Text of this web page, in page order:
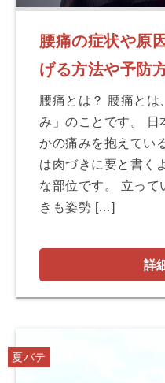
腰痛の症状や原
げる方法や予防
腰痛とは？ 腰痛とは
み」のことです。 日
かの痛みを抱えてい
は肉づきに要と書く
な部位です。 立って
きも姿勢 […]
詳
夏バテ